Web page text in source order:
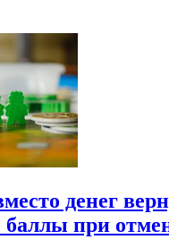
денег
баллы при